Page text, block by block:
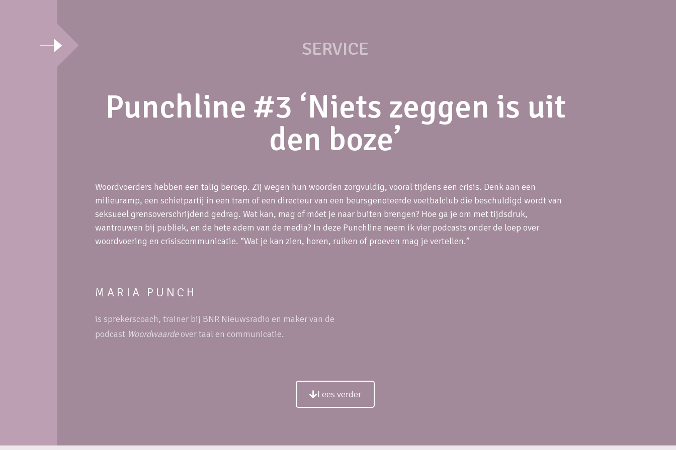
SERVICE
Punchline #3 ‘Niets zeggen is uit
den boze’
Woordvoerders hebben een talig beroep. Zij wegen hun woorden zorgvuldig, vooral tijdens een crisis. Denk aan een
milieuramp, een schietpartij in een tram of een directeur van een beursgenoteerde voetbalclub die beschuldigd wordt van
seksueel grensoverschrijdend gedrag. Wat kan, mag of móet je naar buiten brengen? Hoe ga je om met tijdsdruk,
wantrouwen bij publiek, en de hete adem van de media? In deze Punchline neem ik vier podcasts onder de loep over
woordvoering en crisiscommunicatie. “Wat je kan zien, horen, ruiken of proeven mag je vertellen.”
MARIA PUNCH
is sprekerscoach, trainer bij BNR Nieuwsradio en maker van de
podcast Woordwaardeover taal en communicatie.
Lees verder